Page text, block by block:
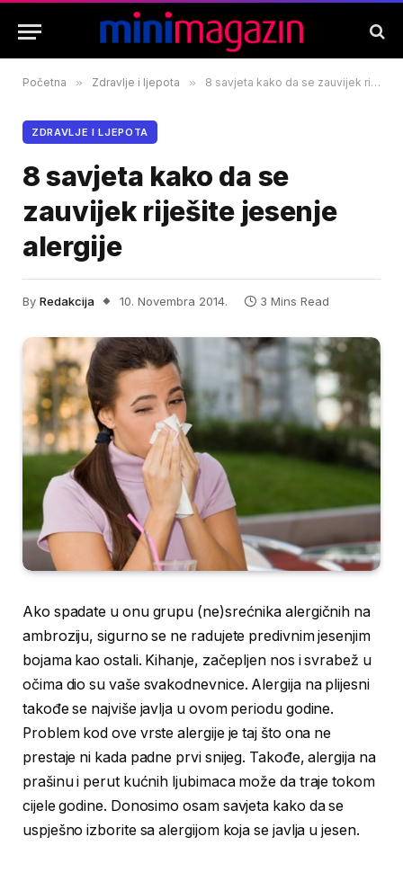
Početna » Zdravlje i ljepota » 8 savjeta kako da se zauvijek riješite jesenje alergije
ZDRAVLJE I LJEPOTA
8 savjeta kako da se
zauvijek riješite jesenje
alergije
By Redakcija 10. Novembra 2014. 3 Mins Read
Ako spadate u onu grupu (ne)srećnika alergičnih na
ambroziju, sigurno se ne radujete predivnim jesenjim
bojama kao ostali. Kihanje, začepljen nos i svrabež u
očima dio su vaše svakodnevnice. Alergija na plijesni
takođe se najviše javlja u ovom periodu godine.
Problem kod ove vrste alergije je taj što ona ne
prestaje ni kada padne prvi snijeg. Takođe, alergija na
prašinu i perut kućnih ljubimaca može da traje tokom
cijele godine. Donosimo osam savjeta kako da se
uspješno izborite sa alergijom koja se javlja u jesen.